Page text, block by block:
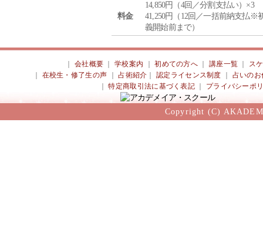
料金
14,850円（4回／分割支払い）×3
41,250円（12回／一括前納支払※
義開始前まで）
会社概要 ｜学校案内 ｜初めての方へ 講座一覧
ス
在校生・修了生の声 ｜占術紹介 ｜認定ライセンス制度
占いのお
｜特定商取引法に基づく表記 プライバシーポ
Copyright (C)